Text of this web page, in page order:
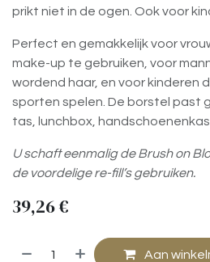
prikt niet in de ogen. Ook voor
Perfect en gemakkelijk voor
make-up te gebruiken, voor
wordend haar, en voor kinderen
sporten spelen. De borstel past
tas, lunchbox,
U schaft eenmalig de Brush on
de voordelige re-fill’s gebruiken.
39,26€
Aan